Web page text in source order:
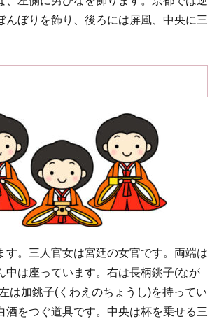
んぼりを飾り、後ろには屏風、中央に三
す。三人官女は宮廷の女官です。両端は
中は座っています。右は長柄銚子(なが
は加銚子(くわえのちょうし)を持ってい
酒をつぐ道具です。中央は杯を乗せる三